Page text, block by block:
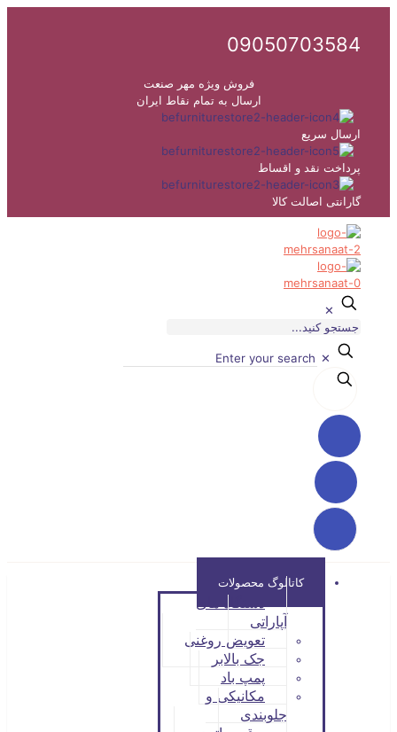
09050703584
فروش ویژه مهر صنعت
ارسال به تمام نقاط ایران
ارسال سریع
پرداخت نقد و اقساط
گارانتی اصالت کالا
✕
✕
کاتالوگ محصولات
دستگاه های
آپاراتی
تعویض روغنی
جک بالابر
پمپ باد
مکانیکی و
جلوبندی